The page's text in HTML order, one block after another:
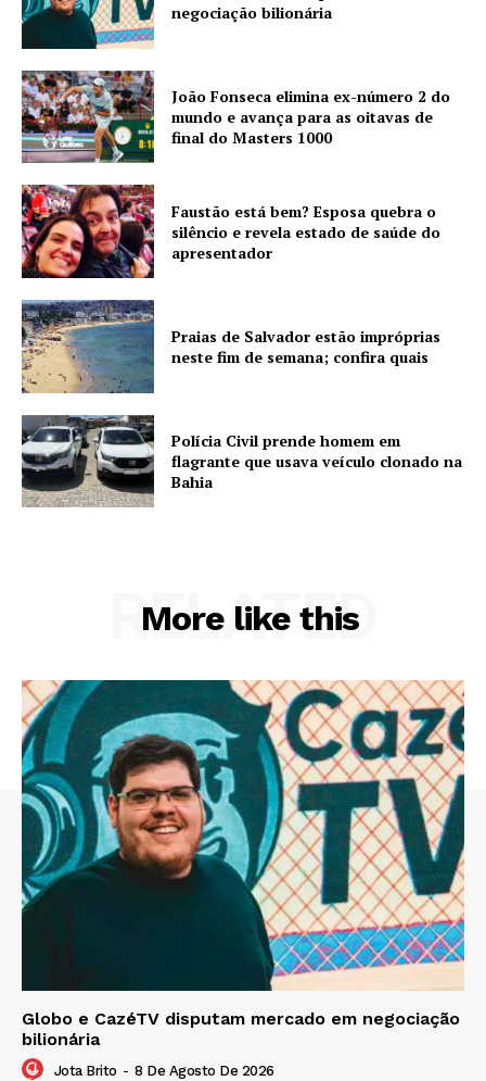
negociação bilionária
João Fonseca elimina ex-número 2 do
mundo e avança para as oitavas de
final do Masters 1000
Faustão está bem? Esposa quebra o
silêncio e revela estado de saúde do
apresentador
Praias de Salvador estão impróprias
neste fim de semana; confira quais
Polícia Civil prende homem em
flagrante que usava veículo clonado na
Bahia
More like this
RELATED
Globo e CazéTV disputam mercado em negociação
bilionária
Jota Brito - 8 De Agosto De 2026